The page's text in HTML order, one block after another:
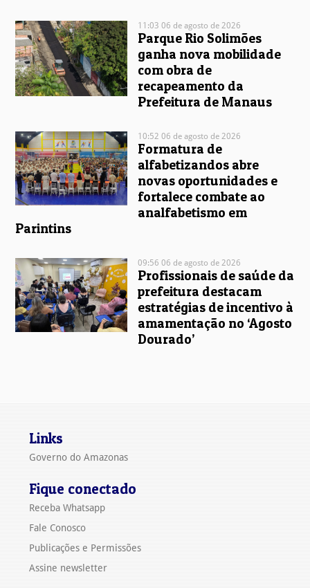
11:03 06 de agosto de 2026
Parque Rio Solimões
ganha nova mobilidade
com obra de
recapeamento da
Prefeitura de Manaus
10:52 06 de agosto de 2026
Formatura de
alfabetizandos abre
novas oportunidades e
fortalece combate ao
analfabetismo em
Parintins
09:56 06 de agosto de 2026
Profissionais de saúde da
prefeitura destacam
estratégias de incentivo à
amamentação no ‘Agosto
Dourado’
Links
Governo do Amazonas
Fique conectado
Receba Whatsapp
Fale Conosco
Publicações e Permissões
Assine newsletter